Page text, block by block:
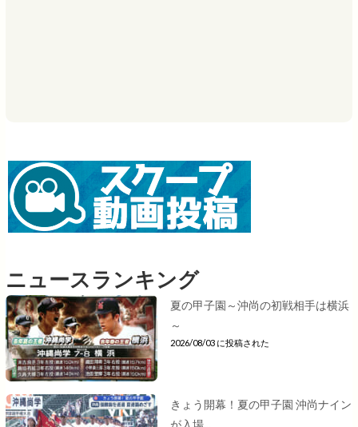
ニュースランキング
夏の甲子園～沖尚の初戦相手は横浜
～
2026/08/03 に投稿された
きょう開幕！夏の甲子園 沖尚ナイン
が入場...